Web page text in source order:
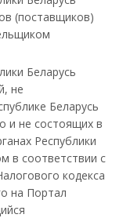
(поставщиков)
Беларусь
не
Беларусь
и не состоящих в
Республики
в соответствии с
кодекса
на Портал